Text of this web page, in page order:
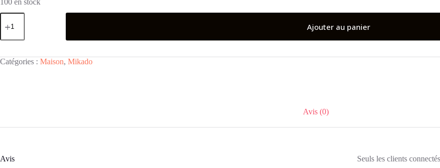
initial
était :
actuel
est :
quantité
de
(
)Parfum
d'ambiance
Ajouter au panier
Catégories : Maison, Mikado
Avis (0)
Avis
Seuls les clients